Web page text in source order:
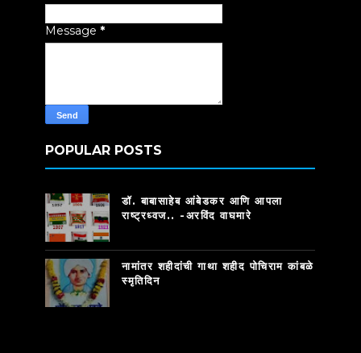
Message *
POPULAR POSTS
डॉ. बाबासाहेब आंबेडकर आणि आपला
राष्ट्रध्वज.. -अरविंद वाघमारे
नामांतर शहीदांची गाथा शहीद पोचिराम कांबळे
स्मृतिदिन